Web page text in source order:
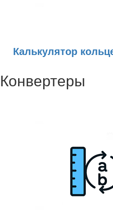
Калькулятор
Конвертеры